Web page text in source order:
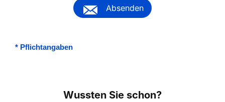
Absenden
* Pflichtangaben
Wussten Sie schon?